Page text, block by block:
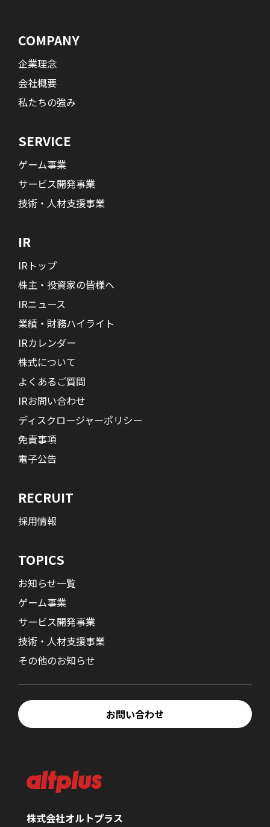
株式会社オルトプラス
COMPANY
企業理念
会社概要
私たちの強み
SERVICE
ゲーム事業
サービス開発事業
技術・人材支援事業
IR
IRトップ
株主・投資家の皆様へ
IRニュース
業績・財務ハイライト
IRカレンダー
株式について
よくあるご質問
IRお問い合わせ
ディスクロージャーポリシー
免責事項
電子公告
RECRUIT
採用情報
TOPICS
お知らせ一覧
ゲーム事業
サービス開発事業
技術・人材支援事業
その他のお知らせ
お問い合わせ